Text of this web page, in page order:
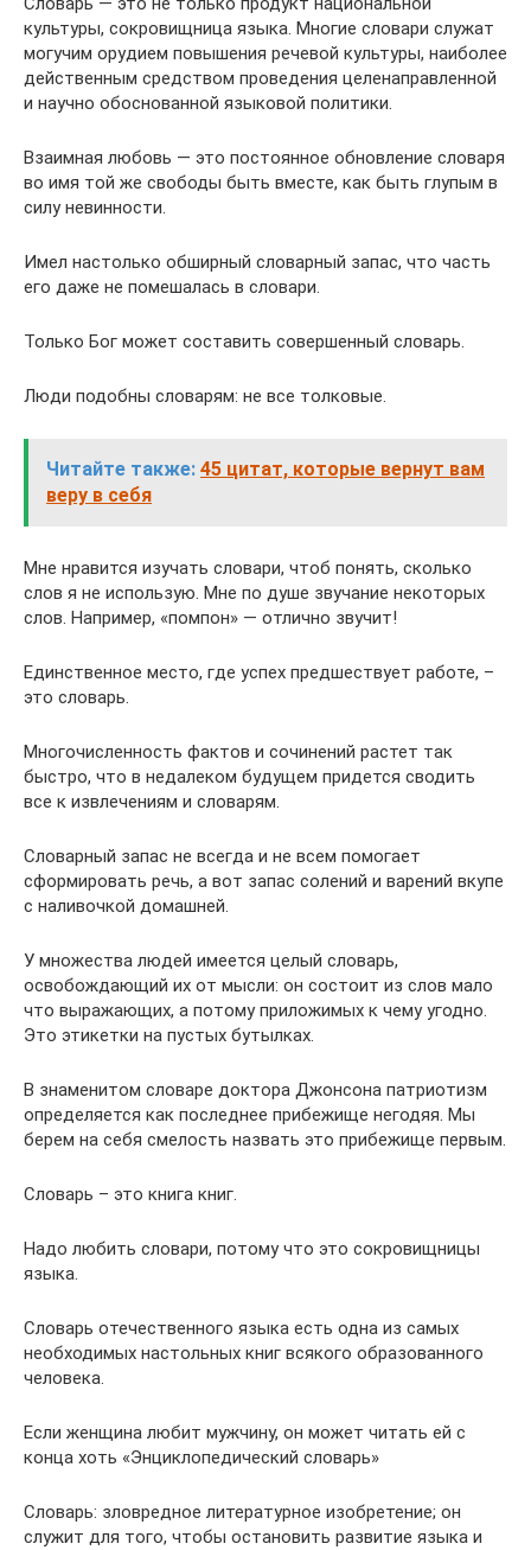
культуры, сокровищница языка. Многие словари служат
могучим орудием повышения речевой культуры, наиболее
действенным средством проведения целенаправленной
и научно обоснованной языковой политики.
Взаимная любовь — это постоянное обновление словаря
во имя той же свободы быть вместе, как быть глупым в
силу невинности.
Имел настолько обширный словарный запас, что часть
его даже не помешалась в словари.
Только Бог может составить совершенный словарь.
Люди подобны словарям: не все толковые.
Читайте также: 45 цитат, которые вернут вам
веру в себя
Мне нравится изучать словари, чтоб понять, сколько
слов я не использую. Мне по душе звучание некоторых
слов. Например, «помпон» — отлично звучит!
Единственное место, где успех предшествует работе, –
это словарь.
Многочисленность фактов и сочинений растет так
быстро, что в недалеком будущем придется сводить
все к извлечениям и словарям.
Словарный запас не всегда и не всем помогает
сформировать речь, а вот запас солений и варений вкупе
с наливочкой домашней.
У множества людей имеется целый словарь,
освобождающий их от мысли: он состоит из слов мало
что выражающих, а потому приложимых к чему угодно.
Это этикетки на пустых бутылках.
В знаменитом словаре доктора Джонсона патриотизм
определяется как последнее прибежище негодяя. Мы
берем на себя смелость назвать это прибежище первым.
Словарь – это книга книг.
Надо любить словари, потому что это сокровищницы
языка.
Словарь отечественного языка есть одна из самых
необходимых настольных книг всякого образованного
человека.
Если женщина любит мужчину, он может читать ей с
конца хоть «Энциклопедический словарь»
Словарь: зловредное литературное изобретение; он
служит для того, чтобы остановить развитие языка и